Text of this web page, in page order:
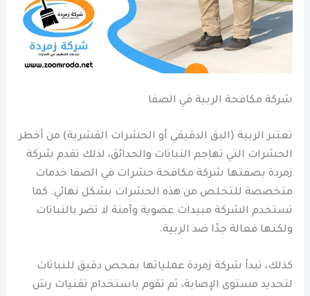
شركة مكافحة الربية في الصفا
تعتبر الربية (البق الدقيقي أو الحشرات القشرية) من أخطر
الحشرات التي تهاجم النباتات والحدائق، لذلك تقدم شركة
زمردة بصفتها شركة مكافحة حشرات في الصفا خدمات
متخصصة للتخلص من هذه الحشرات بشكل نهائي. كما
تستخدم الشركة مبيدات عضوية وآمنة لا تضر بالنباتات
ولكنها فعالة جدًا ضد الربية.
كذلك، تبدأ شركة زمردة عملياتها بفحص دقيق للنباتات
لتحديد مستوى الإصابة، ثم تقوم باستخدام تقنيات رش